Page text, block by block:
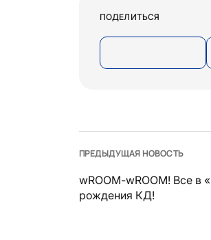
ПОДЕЛИТЬСЯ
ПРЕДЫДУЩАЯ НОВОСТЬ
wROOM-wROOM! Все в
рождения КД!